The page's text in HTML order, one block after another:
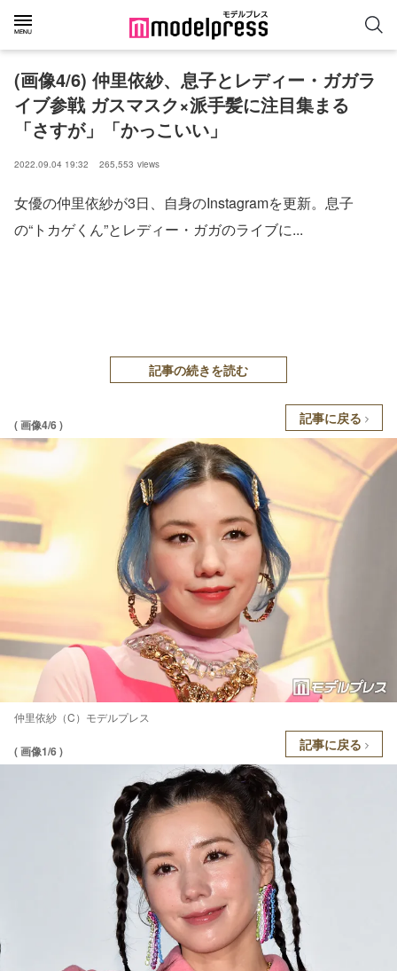
(画像4/6) 仲里依紗、息子とレディー・ガガラ
イブ参戦 ガスマスク×派手髪に注目集まる
「さすが」「かっこいい」
2022.09.04 19:32 265,553 views
女優の仲里依紗が3日、自身のInstagramを更新。息子
の“トカゲくん”とレディー・ガガのライブに...
記事の続きを読む
( 画像4/6 ) 記事に戻る
仲里依紗（C）モデルプレス
( 画像1/6 ) 記事に戻る